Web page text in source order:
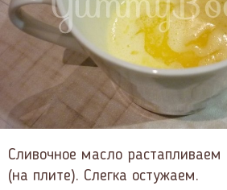
Сливочное масло растапливаем
(на плите). Слегка остужаем.